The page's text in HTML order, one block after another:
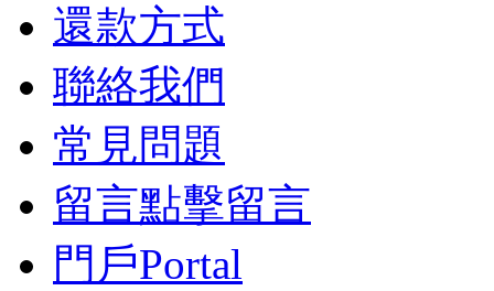
還款方式
聯絡我們
常見問題
留言點擊留言
門戶Portal